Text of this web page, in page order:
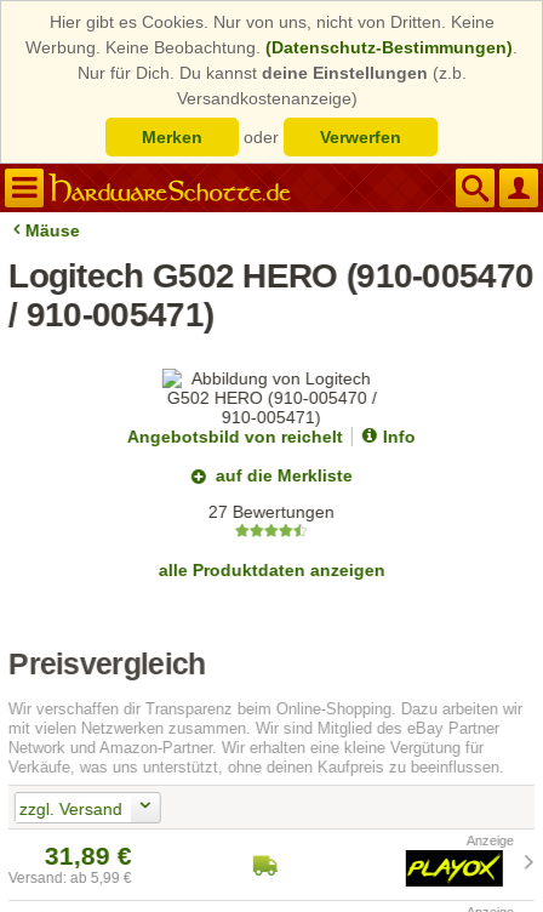
Hier gibt es Cookies. Nur von uns, nicht von Dritten. Keine
Werbung. Keine Beobachtung. (Datenschutz-Bestimmungen)
Nur für Dich. Du kannst deine Einstellungen (z.b.
Versandkostenanzeige)
Merken
oder Verwerfen
Mäuse
Logitech G502 HERO (910-005470
/ 910-005471)
Angebotsbild von reichelt
Info
auf die Merkliste
27 Bewertungen
alle Produktdaten anzeigen
Preisvergleich
Wir verschaffen dir Transparenz beim Online-Shopping. Dazu arbeiten wir
mit vielen Netzwerken zusammen. Wir sind Mitglied des eBay Partner
Network und Amazon-Partner. Wir erhalten eine kleine Vergütung für
Verkäufe, was uns unterstützt, ohne deinen Kaufpreis zu beeinflussen.
zzgl. Versand
31,89 €
Versand: ab 5,99 €